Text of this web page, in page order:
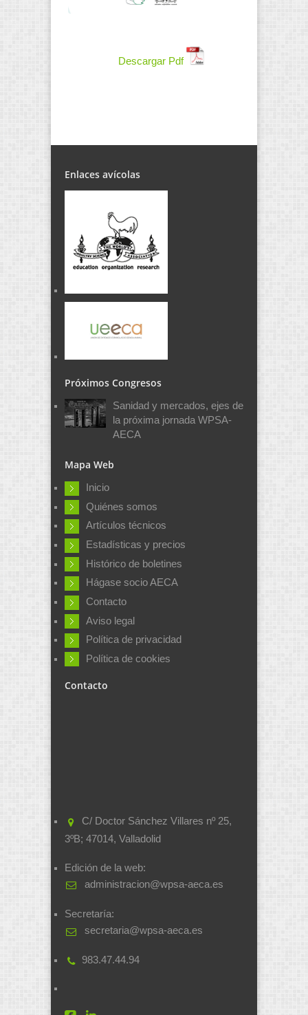
Descargar Pdf
Enlaces avícolas
Próximos Congresos
Sanidad y mercados, ejes de
la próxima jornada WPSA-
AECA
Mapa Web
Inicio
Quiénes somos
Artículos técnicos
Estadísticas y precios
Histórico de boletines
Hágase socio AECA
Contacto
Aviso legal
Política de privacidad
Política de cookies
Contacto
C/ Doctor Sánchez Villares nº 25,
3ºB; 47014, Valladolid
Edición de la web:
administracion@wpsa-aeca.es
Secretaría:
secretaria@wpsa-aeca.es
983.47.44.94